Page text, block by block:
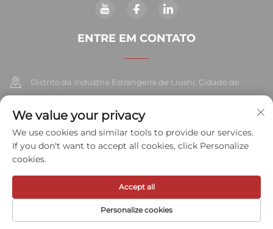
ENTRE EM CONTATO
Distrito da Indústria Estrangeira de Liushi, Cidade de
Yueqing, China 325604
+86-577-57572007
[email protected]
Direitos autorais © 2026 Meihe Hardware Industry Co., Ltd. Todos os
direitos reservados. Política de Privacidade
We value your privacy
We use cookies and similar tools to provide our services.
If you don't want to accept all cookies, click Personalize
cookies.
Personalize cookies
Accept all